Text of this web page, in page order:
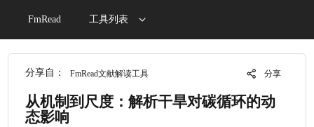
FmRead 工具列表
分享自： FmRead文献解读工具 分享
从机制到尺度：解析干旱对碳循环的动
态影响